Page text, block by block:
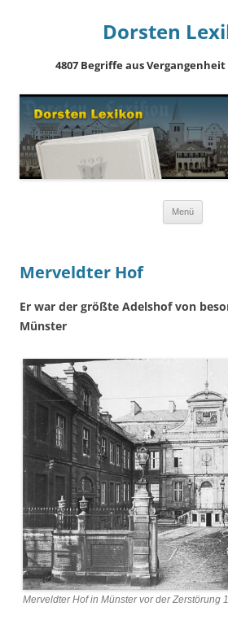
Dorsten
4807 Begriffe aus
Menü
Merveldter Hof
Er war der größte Adelshof von
Münster
Merveldter Hof in Münster vor der Zerstörung